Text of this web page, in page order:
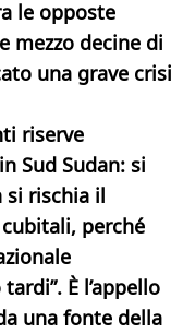
le opposte
mezzo decine di
una grave crisi
riserve
Sud Sudan: si
si rischia il
perché
È l’appello
una fonte della